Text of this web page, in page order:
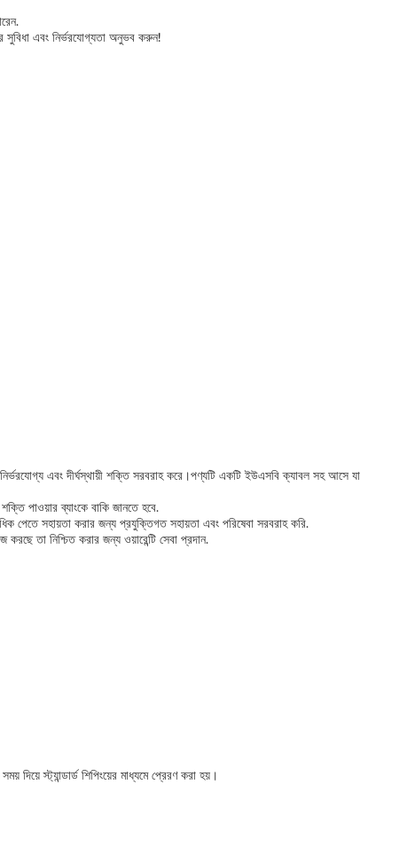
সুবিধা এবং নির্ভরযোগ্যতা অনুভব করুন!
এবং দীর্ঘস্থায়ী শক্তি সরবরাহ করে।পণ্যটি একটি ইউএসবি ক্যাবল সহ আসে যা
পাওয়ার ব্যাংকে বাকি জানতে হবে.
পেতে সহায়তা করার জন্য প্রযুক্তিগত সহায়তা এবং পরিষেবা সরবরাহ করি.
তা নিশ্চিত করার জন্য ওয়ারেন্টি সেবা প্রদান.
স্ট্যান্ডার্ড শিপিংয়ের মাধ্যমে প্রেরণ করা হয়।